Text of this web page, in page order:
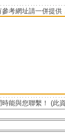
考網址請一併提供
能與您聯繫！ (此